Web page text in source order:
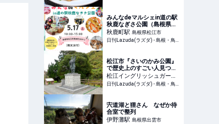
みんなdeマルシェin道の駅
秋鹿なぎさ公園（島根県松
江市）の開催情報｜日刊
Lazuda(ラズダ) - 島根・鳥
取を知る、見る、食べる、
秋鹿町駅 島根県松江市
日刊Lazuda(ラズダ) - 島根・鳥取を知る、見る、食べる、遊ぶ、暮らすWebマガジン
松江市『さいのかみ公園』
で歴史上のすごい人見つけ
た-【公園であそ部】 – 日
刊Lazuda
松江イングリッシュガーデ
ン前駅 島根県松江市 日刊Lazuda(ラズダ) - 島根・鳥取を知る、見る、食べる、遊ぶ、暮らすWebマガジン
宍道湖と狸さん なぜか待
合室で整列
伊野灘駅 島根県出雲市